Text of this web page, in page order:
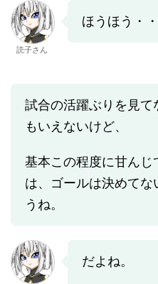
読子さん
ほうほう・・
試合の活躍ぶりを見て
もいえないけど、
基本この程度に甘んじ
は、ゴールは決めてな
うね。
だよね。